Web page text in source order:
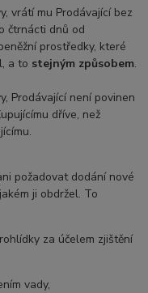
vrátí mu Prodávající bez
čtrnácti dnů od
prostředky, které
a to stejným způsobem.
Prodávající není povinen
dříve, než
požadovat dodání nové
ji obdržel. To
za účelem zjištění
vady,